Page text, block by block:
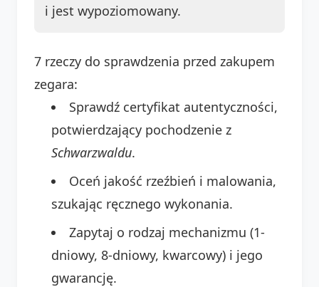
i jest wypoziomowany.
7 rzeczy do sprawdzenia przed zakupem
zegara:
Sprawdź certyfikat autentyczności,
potwierdzający pochodzenie z
Schwarzwaldu.
Oceń jakość rzeźbień i malowania,
szukając ręcznego wykonania.
Zapytaj o rodzaj mechanizmu (1-
dniowy, 8-dniowy, kwarcowy) i jego
gwarancję.